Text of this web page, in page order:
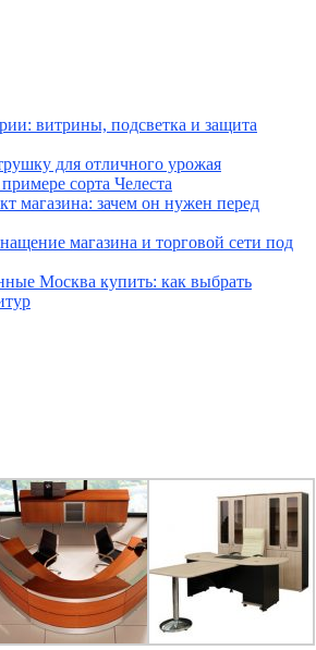
витрины, подсветка и защита
для отличного урожая
сорта Челеста
магазина: зачем он нужен перед
магазина и торговой сети под
Москва купить: как выбрать